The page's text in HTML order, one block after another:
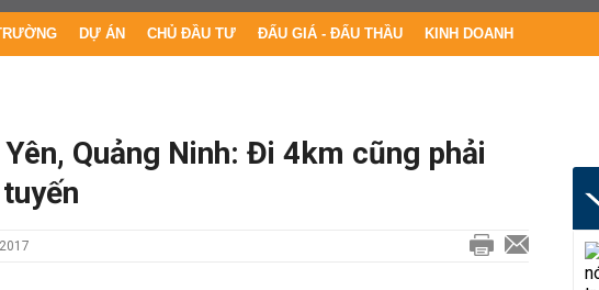
DỰ ÁN CHỦ ĐẦU TƯ ĐẤU GIÁ - ĐẤU THẦU KINH DOANH
Quảng Ninh: Đi 4km cũng phải